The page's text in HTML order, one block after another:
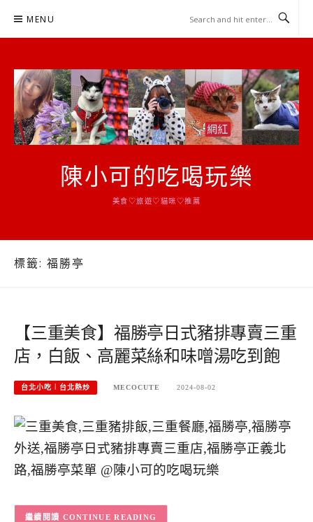
MENU
陳小可的吃喝玩樂
美食♡旅遊♡貓咪♡推薦
標籤: 福勝亭
【三重美食】福勝亭日式豬排專賣三重
店，白飯、高麗菜絲和味噌湯吃到飽
台北小吃︱台北熱炒 MECOCUTE 2024-08-02
CONTINUE READING